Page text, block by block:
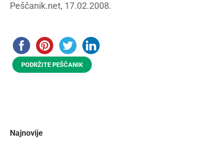
Peščanik.net, 17.02.2008.
PODRŽITE PEŠČANIK
Najnovije